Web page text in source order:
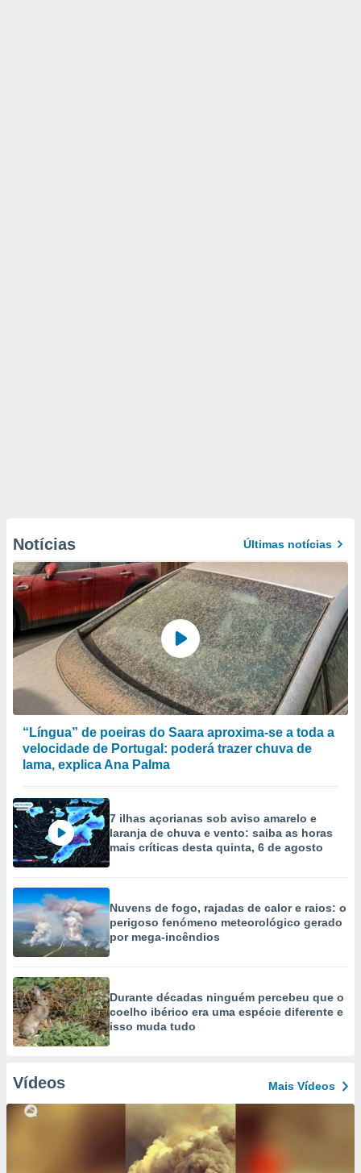
Notícias Últimas notícias
“Língua” de poeiras do Saara aproxima-se a toda a
velocidade de Portugal: poderá trazer chuva de
lama, explica Ana Palma
7 ilhas açorianas sob aviso amarelo e
laranja de chuva e vento: saiba as horas
mais críticas desta quinta, 6 de agosto
Nuvens de fogo, rajadas de calor e raios: o
perigoso fenómeno meteorológico gerado
por mega-incêndios
Durante décadas ninguém percebeu que o
coelho ibérico era uma espécie diferente e
isso muda tudo
Vídeos Mais Vídeos